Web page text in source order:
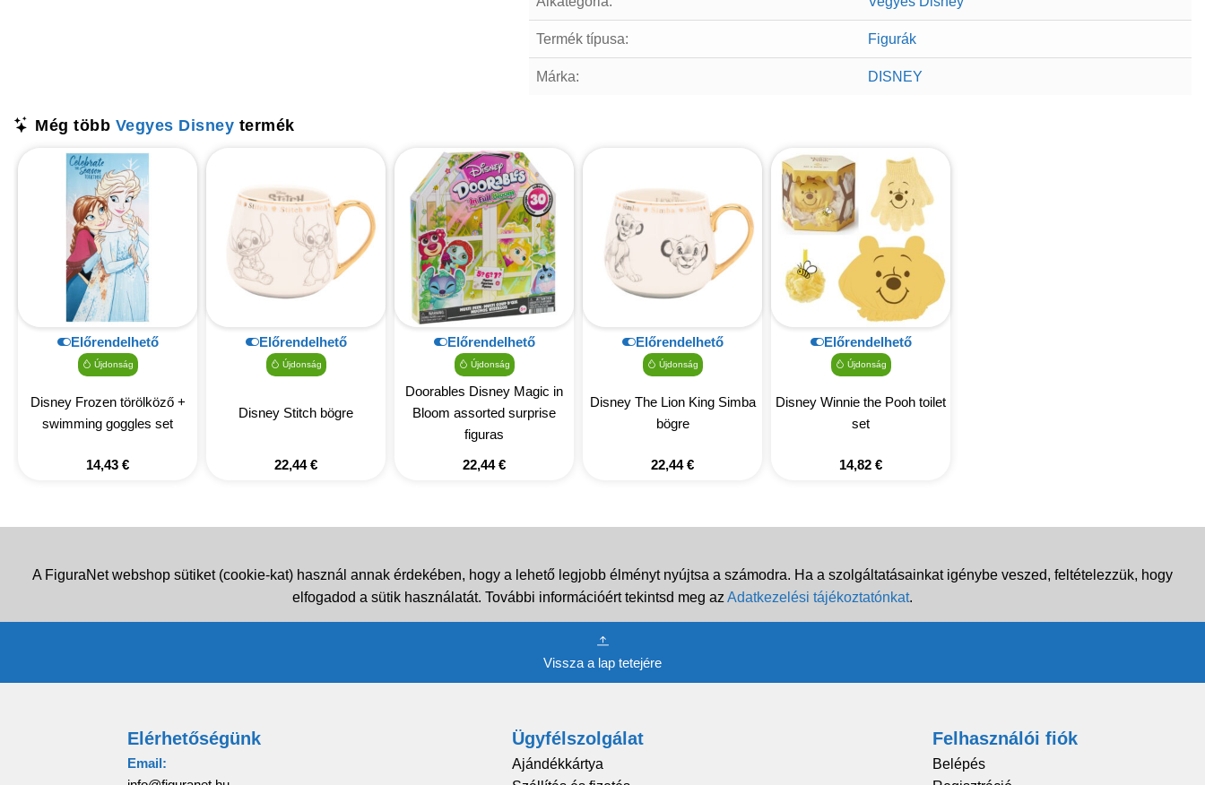
Termék típusa: Figurák
Márka: DISNEY
Még több Vegyes Disney termék
Előrendelhető
Újdonság
Disney Frozen törölköző +
swimming goggles set
14,43 €
Előrendelhető
Újdonság
Disney Stitch bögre
22,44€
Előrendelhető
Újdonság
Doorables Disney Magic in
Bloom assorted surprise
figuras
22,44€
Előrendelhető
Újdonság
Disney The Lion King Simba
bögre
22,44€
Előrendelhető
Újdonság
Disney Winnie the Pooh toilet
set
14,82 €
A FiguraNet webshop sütiket (cookie-kat) használ annak érdekében, hogy a lehető legjobb élményt nyújtsa a számodra. Ha a szolgáltatásainkat igénybe veszed, feltételezzük, hogy
elfogadod a sütik használatát. További információért tekintsd meg az Adatkezelési tájékoztatónkat.
Vissza a lap tetejére
Elérhetőségünk
Email:
Ügyfélszolgálat
Ajándékkártya
Felhasználói fiók
Belépés